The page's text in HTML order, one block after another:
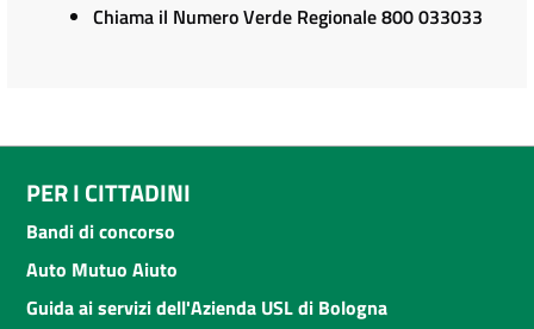
Chiama il Numero Verde Regionale 800 033033
PER I CITTADINI
Bandi di concorso
Auto Mutuo Aiuto
Guida ai servizi dell'Azienda USL di Bologna